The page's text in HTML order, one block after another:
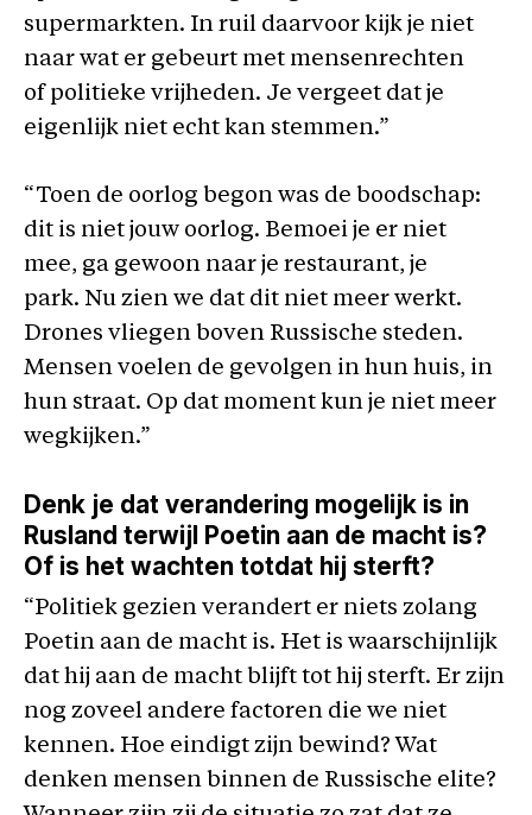
supermarkten. In ruil daarvoor kijk je niet
naar wat er gebeurt met mensenrechten
of politieke vrijheden. Je vergeet dat je
eigenlijk niet echt kan stemmen.”
“Toen de oorlog begon was de boodschap:
dit is niet jouw oorlog. Bemoei je er niet
mee, ga gewoon naar je restaurant, je
park. Nu zien we dat dit niet meer werkt.
Drones vliegen boven Russische steden.
Mensen voelen de gevolgen in hun huis, in
hun straat. Op dat moment kun je niet meer
wegkijken.”
Denk je dat verandering mogelijk is in
Rusland terwijl Poetin aan de macht is?
Of is het wachten totdat hij sterft?
“Politiek gezien verandert er niets zolang
Poetin aan de macht is. Het is waarschijnlijk
dat hij aan de macht blijft tot hij sterft. Er zijn
nog zoveel andere factoren die we niet
kennen. Hoe eindigt zijn bewind? Wat
denken mensen binnen de Russische elite?